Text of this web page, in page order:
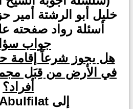
خليل أبو الرشتة أمير
أسئلة رواد صفحته
جواب
هل يجوز شرعاً إقامة
في الأرض من قِبَل
أفراد؟
إلى Noor Abulfilat